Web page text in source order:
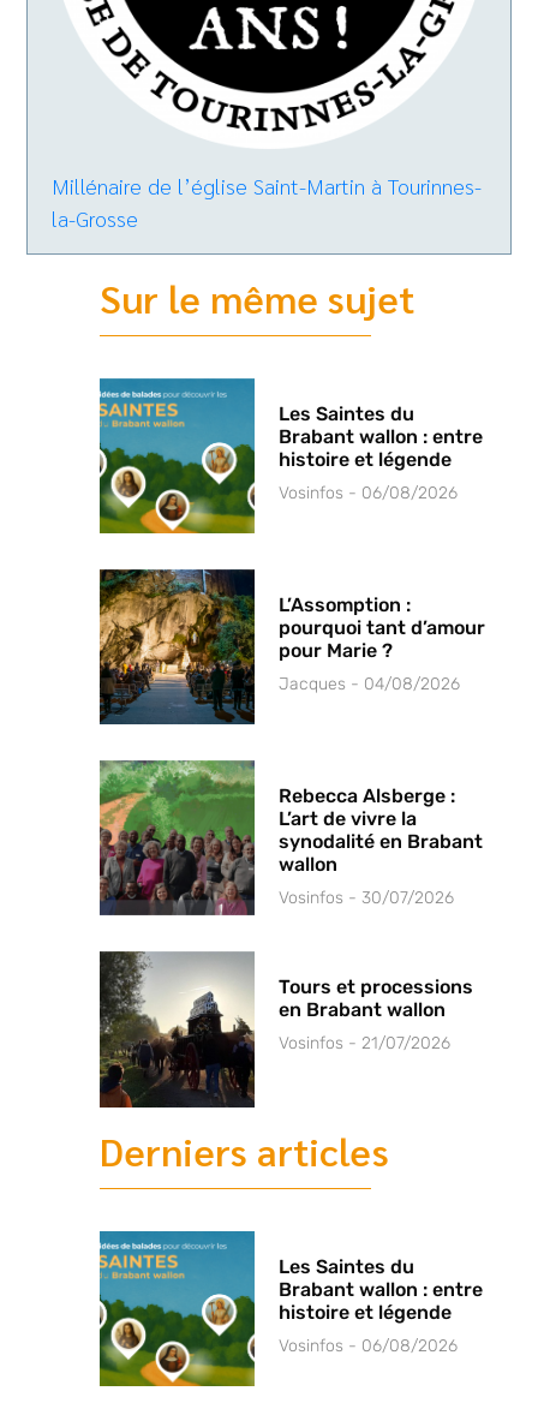
Millénaire de l’église Saint-Martin à Tourinnes-
la-Grosse
Sur le même sujet
Les Saintes du
Brabant wallon : entre
histoire et légende
Vosinfos 06/08/2026
L’Assomption :
pourquoi tant d’amour
pour Marie ?
Jacques 04/08/2026
Rebecca Alsberge :
L’art de vivre la
synodalité en Brabant
wallon
Vosinfos 30/07/2026
Tours et processions
en Brabant wallon
Vosinfos 21/07/2026
Derniers articles
Les Saintes du
Brabant wallon : entre
histoire et légende
Vosinfos 06/08/2026